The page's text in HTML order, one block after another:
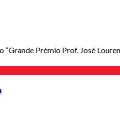
Prémio Prof. José